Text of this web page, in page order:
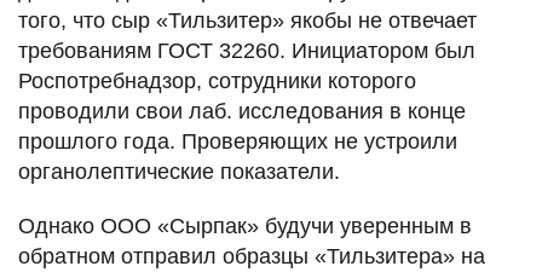
того, что сыр «Тильзитер» якобы не отвечает
требованиям ГОСТ 32260. Инициатором был
Роспотребнадзор, сотрудники которого
проводили свои лаб. исследования в конце
прошлого года. Проверяющих не устроили
органолептические показатели.
Однако ООО «Сырпак» будучи уверенным в
обратном отправил образцы «Тильзитера» на